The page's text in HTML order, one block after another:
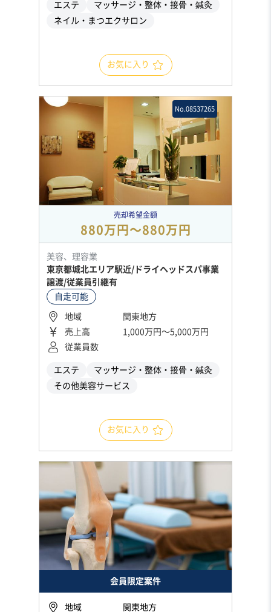
エステ
マッサージ・整体・接骨・鍼灸
ネイル・まつエクサロン
お気に入り
No.08537265
売却希望金額
880万円〜880万円
美容、理容業
東京都城北エリア駅近/ドライヘッドスパ事業
譲渡/従業員引継有
自走可能
地域
関東地方
売上高
1,000万円〜5,000万円
従業員数
エステ
マッサージ・整体・接骨・鍼灸
その他美容サービス
お気に入り
会員限定案件
地域 関東地方